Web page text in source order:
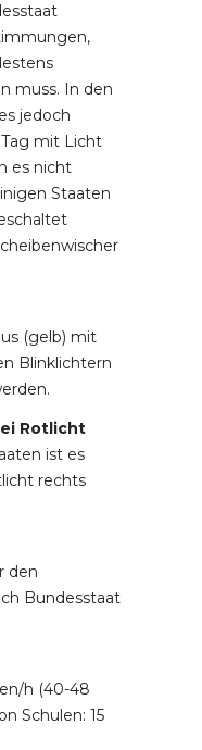
muss. In den
jedoch
mit Licht
es nicht
Staaten
(gelb) mit
Blinklichtern
Rotlicht
ist es
rechts
den
Bundesstaat
h (40-48
Schulen: 15